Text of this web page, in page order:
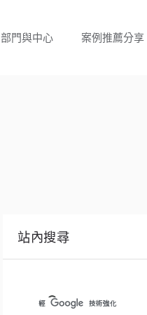
部門與中心 案例推薦分享
站內搜尋